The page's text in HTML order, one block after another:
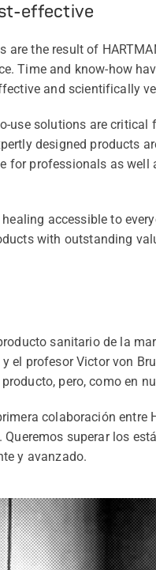
effective
are the result of
Time and know-how
and scientifically
use solutions are critical
designed products
for professionals as well
accessible to
with outstanding
sanitario de la
el profesor Victor von
pero, como en
colaboración entre
Queremos superar los
y avanzado.